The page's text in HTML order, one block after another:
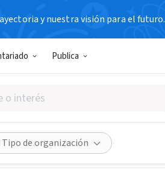
y nuestra visión para el futuro.
Publica
Tipo de organización
Dreams
Compartir